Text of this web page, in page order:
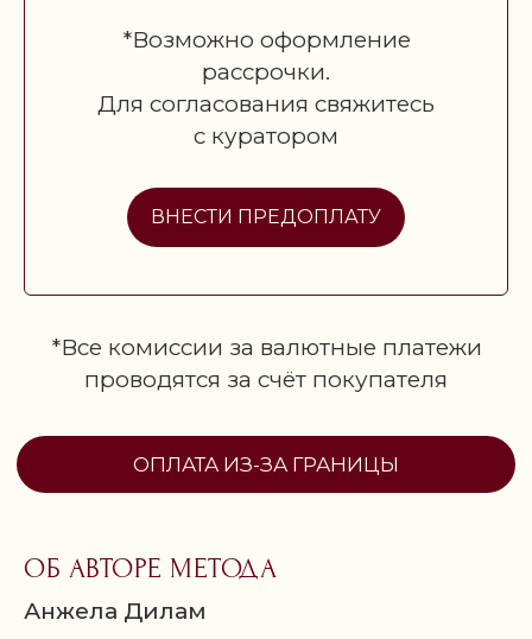
*Возможно оформление
рассрочки.
Для согласования свяжитесь
с куратором
ВНЕСТИ ПРЕДОПЛАТУ
*Все комиссии за валютные платежи
проводятся за счёт покупателя
ОБ АВТОРЕ МЕТОДА
Анжела Дилам